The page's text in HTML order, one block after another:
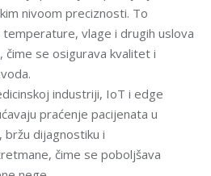
nivoom preciznosti. To
vlage i drugih uslova
se osigurava kvalitet i
industriji, IoT i edge
praćenje pacijenata u
dijagnostiku i
čime se poboljšava